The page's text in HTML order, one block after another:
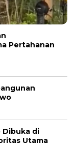
Pertahanan
Dibuka di
Utama